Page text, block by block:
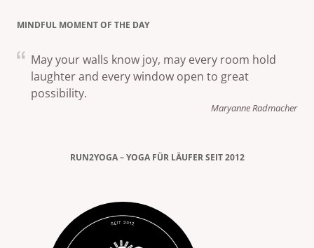
MINDFUL MOMENT OF THE DAY
May your walls know joy, may every room hold
laughter and every window open to great
possibility.
Maryanne Radmacher
RUN2YOGA – YOGA FÜR LÄUFER SEIT 2012